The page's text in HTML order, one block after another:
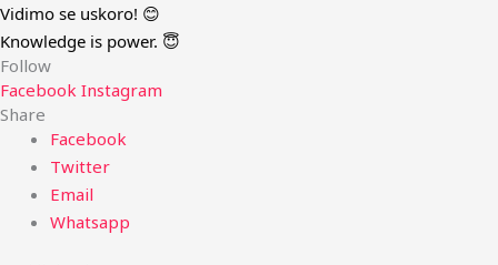
Vidimo se uskoro! 😊
Knowledge is power. 😇
Follow
Facebook Instagram
Share
Facebook
Twitter
Email
Whatsapp